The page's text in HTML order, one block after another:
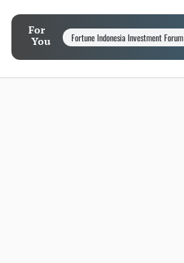
For
You
Fortune Indonesia Investment Forum